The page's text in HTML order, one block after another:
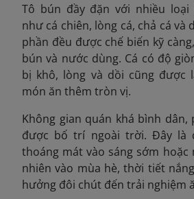
Tô bún đầy đặn với nhiều loại
như cá chiên, lòng cá, chả cá và
phần đều được chế biến kỹ
bún và nước dùng. Cá có độ
bị khô, lòng và dồi cũng được
món ăn thêm tròn vị.
Không gian quán khá bình dân,
được bố trí ngoài trời. Đây là
thoáng mát vào sáng sớm
nhiên vào mùa hè, thời tiết
hưởng đôi chút đến trải nghiệm